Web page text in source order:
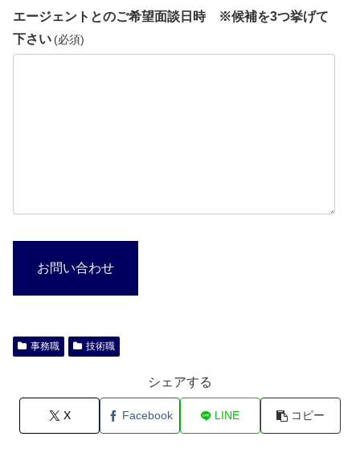
エージェントとのご希望面談日時 ※候補を3つ挙げて
下さい (必須)
お問い合わせ
事務職 技術職
シェアする
X Facebook LINE コピー